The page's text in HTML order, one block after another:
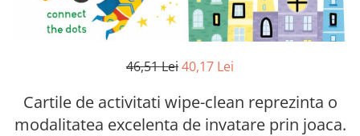
46,51 Lei40,17 Lei
Cartile de activitati wipe-clean reprezinta o
modalitatea excelenta de invatare prin joaca.